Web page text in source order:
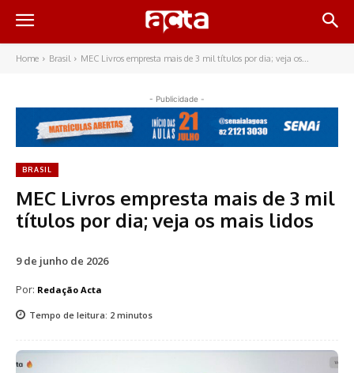
Home Brasil MEC Livros empresta mais de 3 mil títulos por dia; veja os...
- Publicidade -
BRASIL
MEC Livros empresta mais de 3 mil
títulos por dia; veja os mais lidos
9 de junho de 2026
Por: Redação Acta
Tempo de leitura: 2 minutos